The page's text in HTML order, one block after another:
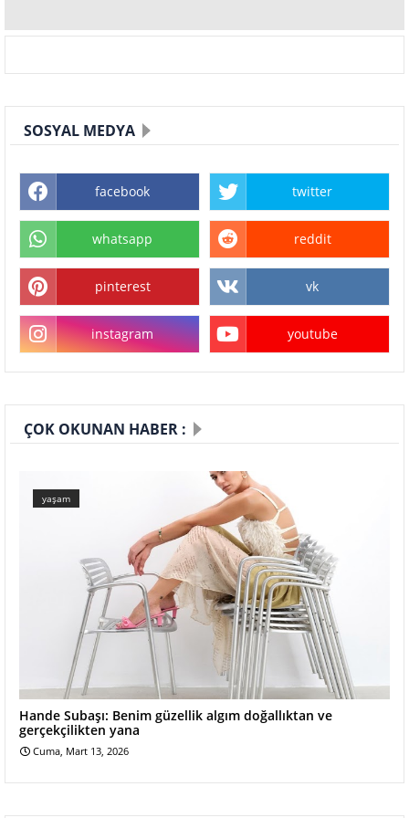
SOSYAL MEDYA
facebook twitter
whatsapp reddit
pinterest vk
instagram youtube
ÇOK OKUNAN HABER :
yaşam
Hande Subaşı: Benim güzellik algım doğallıktan ve
gerçekçilikten yana
Cuma, Mart 13, 2026